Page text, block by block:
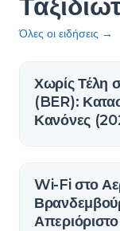
Όλες οι ειδήσεις →
Χωρίς Τέλη
(BER):
Κανόνες
Wi-Fi στο